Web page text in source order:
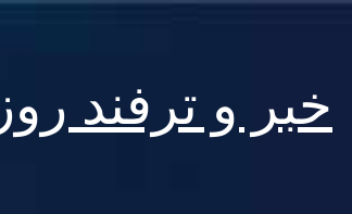
content
خبر و ترفند روز